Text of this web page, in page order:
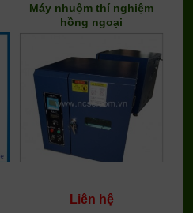
Máy nhuộm thí nghiệm
hồng ngoại
Liên hệ